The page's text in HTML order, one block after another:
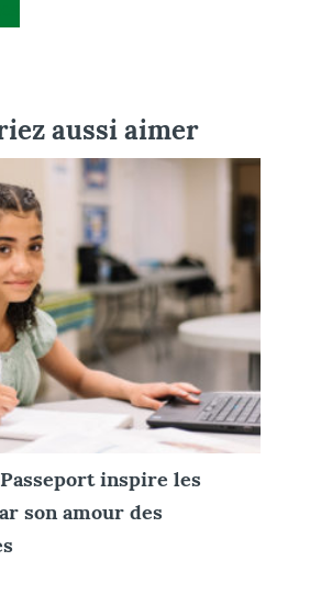
aussi aimer
inspire les
son amour des